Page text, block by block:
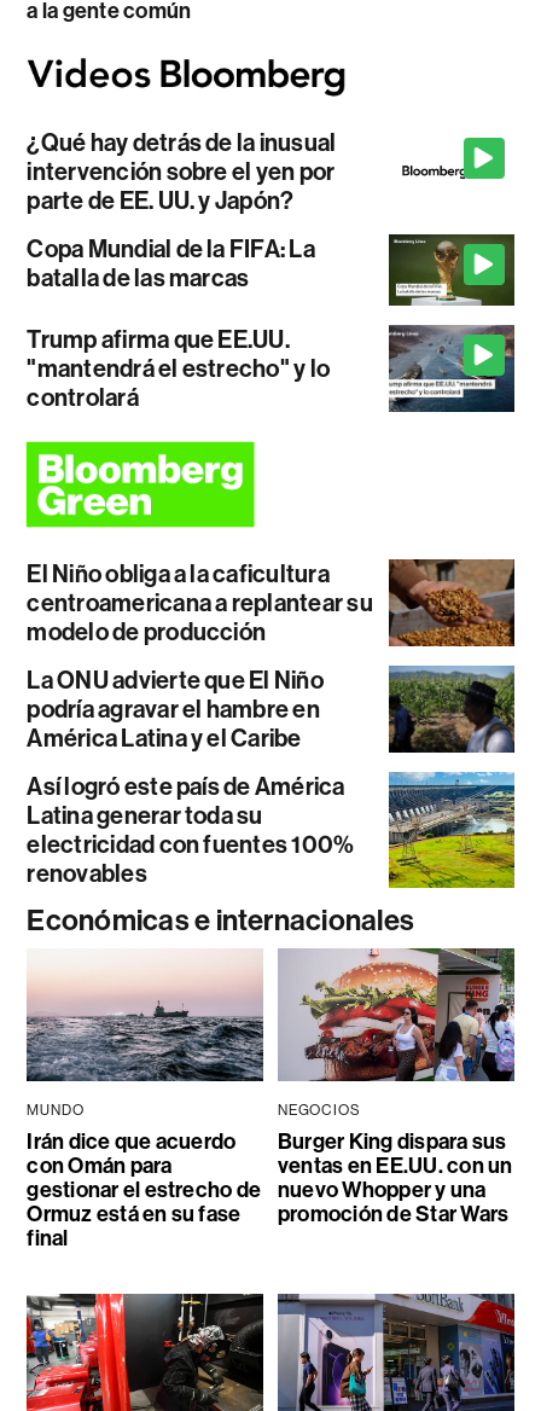
a la gente común
¿Qué hay detrás de la inusual
intervención sobre el yen por
parte de EE. UU. y Japón?
Copa Mundial de la FIFA: La
batalla de las marcas
Trump afirma que EE.UU.
"mantendrá el estrecho" y lo
controlará
El Niño obliga a la caficultura
centroamericana a replantear su
modelo de producción
La ONU advierte que El Niño
podría agravar el hambre en
América Latina y el Caribe
Así logró este país de América
Latina generar toda su
electricidad con fuentes 100%
renovables
Económicas e internacionales
MUNDO
Irán dice que acuerdo
con Omán para
gestionar el estrecho de
Ormuz está en su fase
final
NEGOCIOS
Burger King dispara sus
ventas en EE.UU. con un
nuevo Whopper y una
promoción de Star Wars